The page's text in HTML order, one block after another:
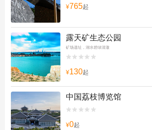
¥765起
露天矿生态公园
矿场遗址，湖水碧绿清澈


¥130起
中国荔枝博览馆


¥0起